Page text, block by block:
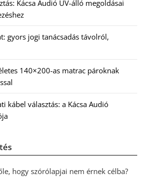
Kácsa Audió UV-álló megoldásai
gyors jogi tanácsadás távolról,
140×200-as matrac pároknak
kábel választás: a Kácsa Audió
hogy szórólapjai nem érnek célba?